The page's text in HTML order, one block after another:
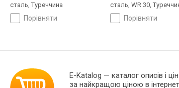
сталь, Туреччина
порівняти
сталь, WR 30,
порівняти
E-Katalog — каталог описів і
за найкращою ціною в